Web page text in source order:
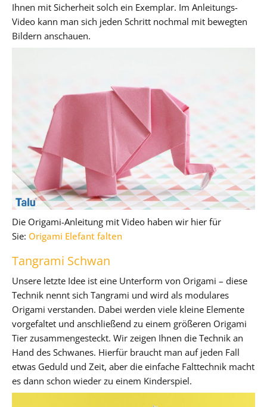
Ihnen mit Sicherheit solch ein Exemplar. Im Anleitungs-
Video kann man sich jeden Schritt nochmal mit bewegten
Bildern anschauen.
Die Origami-Anleitung mit Video haben wir hier für
Sie: Origami Elefant falten
Tangrami Schwan
Unsere letzte Idee ist eine Unterform von Origami – diese
Technik nennt sich Tangrami und wird als modulares
Origami verstanden. Dabei werden viele kleine Elemente
vorgefaltet und anschließend zu einem größeren Origami
Tier zusammengesteckt. Wir zeigen Ihnen die Technik an
Hand des Schwanes. Hierfür braucht man auf jeden Fall
etwas Geduld und Zeit, aber die einfache Falttechnik macht
es dann schon wieder zu einem Kinderspiel.